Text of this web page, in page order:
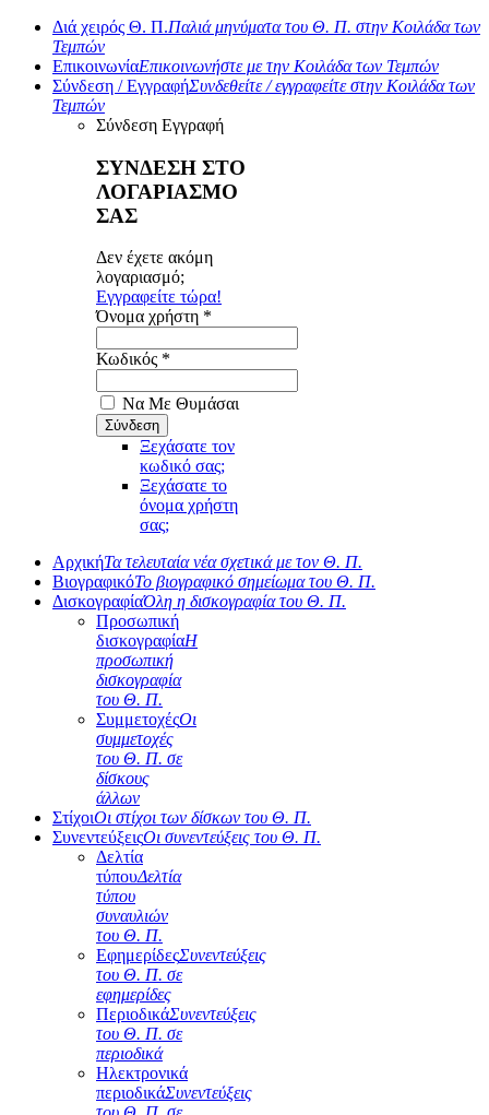
Διά χειρός Θ. Π.Παλιά μηνύματα του Θ. Π. στην Κοιλάδα των
Τεμπών
ΕπικοινωνίαΕπικοινωνήστε με την Κοιλάδα των Τεμπών
Σύνδεση / ΕγγραφήΣυνδεθείτε / εγγραφείτε στην Κοιλάδα των
Τεμπών
Σύνδεση Εγγραφή
ΣΥΝΔΕΣΗ ΣΤΟ
ΛΟΓΑΡΙΑΣΜΟ
ΣΑΣ
Δεν έχετε ακόμη
λογαριασμό;
Εγγραφείτε τώρα!
Όνομα χρήστη *
Κωδικός *
Να Με Θυμάσαι
Ξεχάσατε τον
κωδικό σας;
Ξεχάσατε το
όνομα χρήστη
σας;
ΑρχικήΤα τελευταία νέα σχετικά με τον Θ. Π.
ΒιογραφικόΤο βιογραφικό σημείωμα του Θ. Π.
ΔισκογραφίαΌλη η δισκογραφία του Θ. Π.
Προσωπική
δισκογραφίαΗ
προσωπική
δισκογραφία
του Θ. Π.
ΣυμμετοχέςΟι
συμμετοχές
του Θ. Π. σε
δίσκους
άλλων
ΣτίχοιΟι στίχοι των δίσκων του Θ. Π.
ΣυνεντεύξειςΟι συνεντεύξεις του Θ. Π.
Δελτία
τύπουΔελτία
τύπου
συναυλιών
του Θ. Π.
ΕφημερίδεςΣυνεντεύξεις
του Θ. Π. σε
εφημερίδες
ΠεριοδικάΣυνεντεύξεις
του Θ. Π. σε
περιοδικά
Ηλεκτρονικά
περιοδικάΣυνεντεύξεις